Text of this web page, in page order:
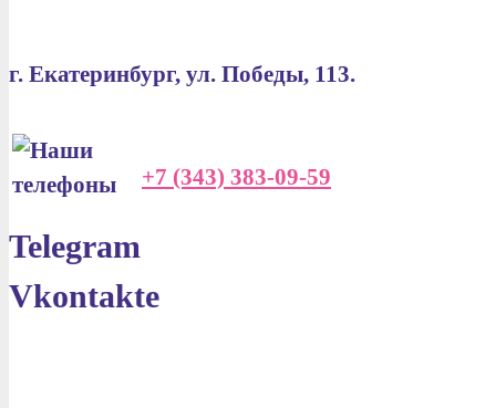
г. Екатеринбург, ул. Победы, 113.
+7 (343) 383-09-59
Telegram
Vkontakte